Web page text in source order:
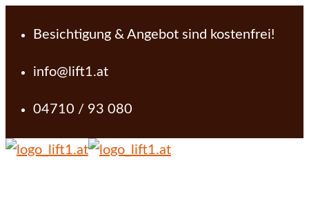
Besichtigung & Angebot sind kostenfrei!
info@lift1.at
04710 / 93 080